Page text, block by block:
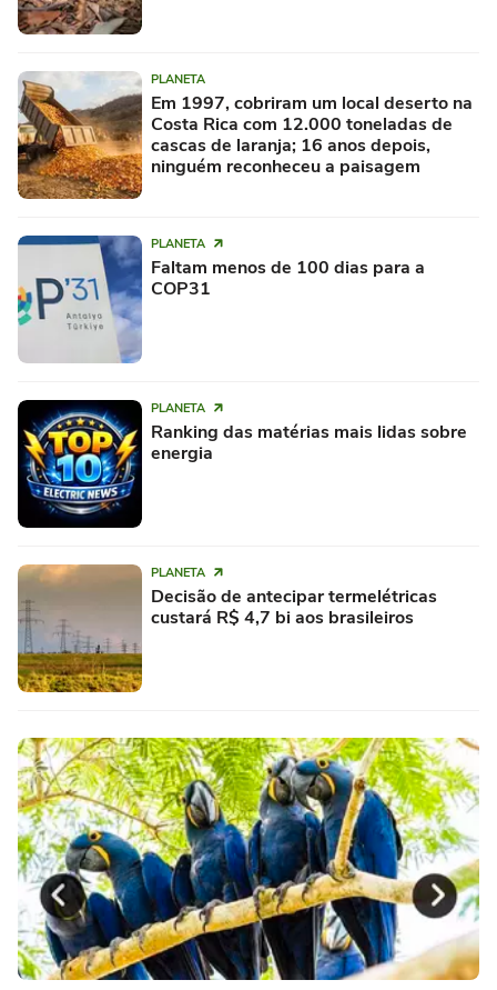
PLANETA
Em 1997, cobriram um local deserto na
Costa Rica com 12.000 toneladas de
cascas de laranja; 16 anos depois,
ninguém reconheceu a paisagem
PLANETA
Faltam menos de 100 dias para a
COP31
PLANETA
Ranking das matérias mais lidas sobre
energia
PLANETA
Decisão de antecipar termelétricas
custará R$ 4,7 bi aos brasileiros